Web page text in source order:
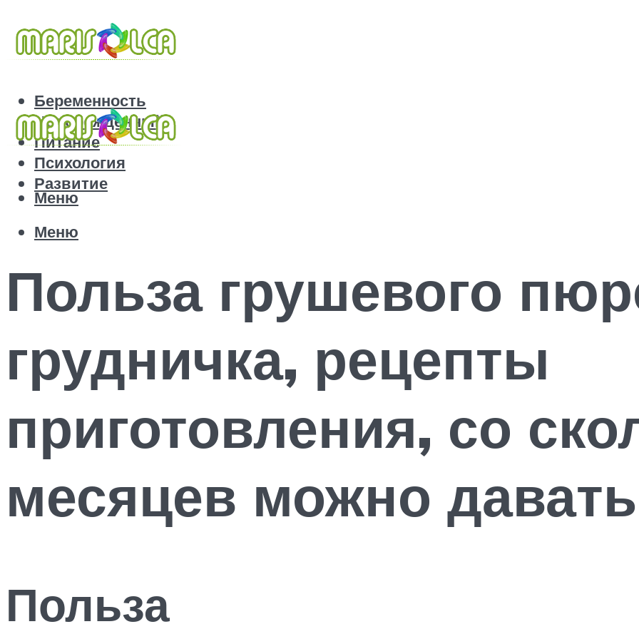
Беременность
Новорожденный
Питание
Психология
Развитие
Меню
Меню
Польза грушевого
грудничка, рецепты
приготовления, со
месяцев можно давать
Польза